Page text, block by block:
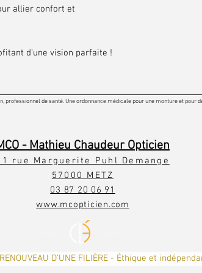
allier confort et
d’une vision parfaite !
de santé. Une ordonnance médicale pour une monture et
- Mathieu Chaudeur Opticien
rue Marguerite Puhl Demange
57000 METZ
03 87 20 06 91
www.mcopticien.com
D’UNE FILIÈRE - Éthique et